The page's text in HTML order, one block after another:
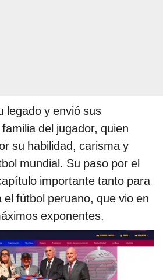
legado y envió sus
del jugador, quien
su habilidad, carisma y
mundial. Su paso por el
importante tanto para
el fútbol peruano, que vio en
exponentes.